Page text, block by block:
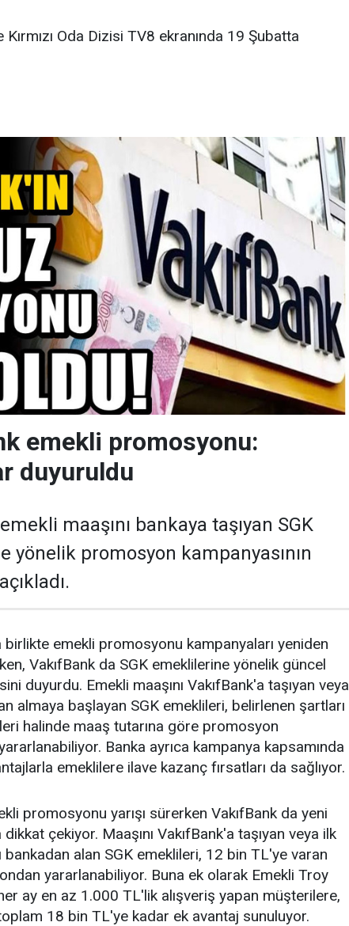
Oda Dizisi TV8 ekranında 19 Şubatta
emekli promosyonu:
duyuruldu
maaşını bankaya taşıyan SGK
yönelik promosyon kampanyasının
birlikte emekli promosyonu kampanyaları yeniden
VakıfBank da SGK emeklilerine yönelik güncel
duyurdu. Emekli maaşını VakıfBank'a taşıyan veya
almaya başlayan SGK emeklileri, belirlenen şartları
halinde maaş tutarına göre promosyon
Banka ayrıca kampanya kapsamında
emeklilere ilave kazanç fırsatları da sağlıyor.
promosyonu yarışı sürerken VakıfBank da yeni
dikkat çekiyor. Maaşını VakıfBank'a taşıyan veya ilk
bankadan alan SGK emeklileri, 12 bin TL'ye varan
yararlanabiliyor. Buna ek olarak Emekli Troy
ay en az 1.000 TL'lik alışveriş yapan müşterilere,
18 bin TL'ye kadar ek avantaj sunuluyor.